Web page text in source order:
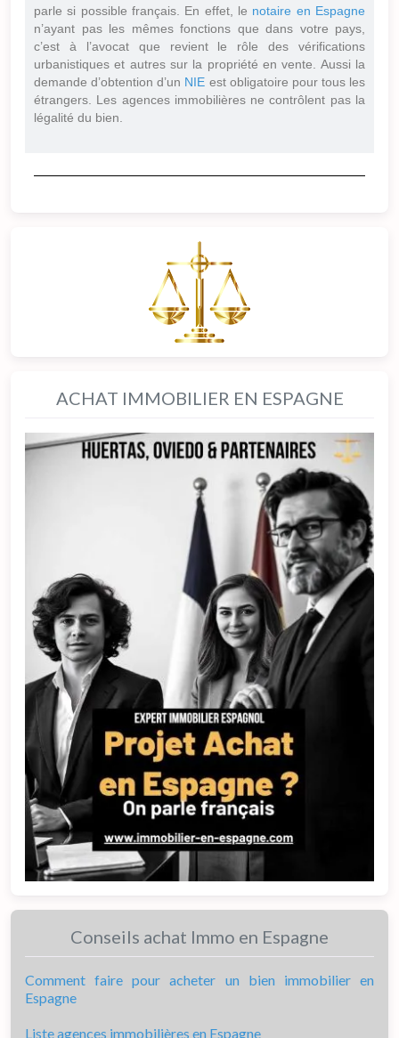
parle si possible français. En effet, le notaire en Espagne
n’ayant pas les mêmes fonctions que dans votre pays,
c’est à l’avocat que revient le rôle des vérifications
urbanistiques et autres sur la propriété en vente. Aussi la
demande d’obtention d’un NIE est obligatoire pour tous les
étrangers. Les agences immobilières ne contrôlent pas la
légalité du bien.
ACHAT IMMOBILIER EN ESPAGNE
Conseils achat Immo en Espagne
Comment faire pour acheter un bien immobilier en
Espagne
Liste agences immobilières en Espagne